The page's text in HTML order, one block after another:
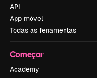
API
App móvel
Todas as ferramentas
Começar
Academy